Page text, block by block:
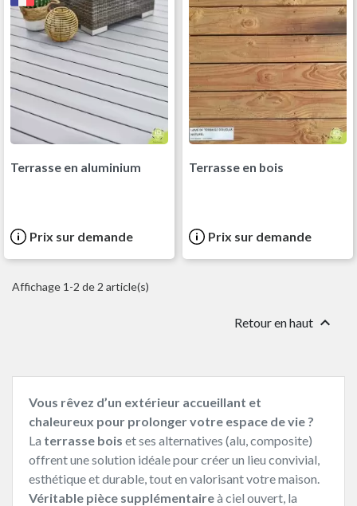
Terrasse en aluminium
Prix sur demande
Terrasse en bois
Prix sur demande
Affichage 1-2 de 2 article(s)
Retour en haut 
Vous rêvez d’un extérieur accueillant et
chaleureux pour prolonger votre espace de vie ?
La terrasse bois et ses alternatives (alu, composite)
offrent une solution idéale pour créer un lieu convivial,
esthétique et durable, tout en valorisant votre maison.
Véritable pièce supplémentaireà ciel ouvert, la